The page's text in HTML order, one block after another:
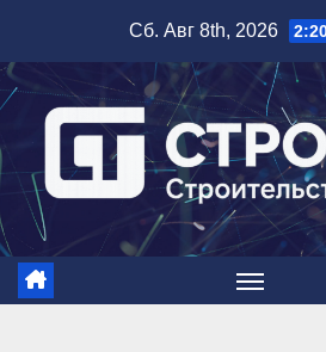
содержимому
Сб. Авг 8th, 2026